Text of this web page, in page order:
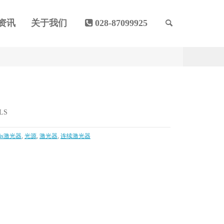
讯 关于我们 028-87099925
激光器, 光源, 激光器, 连续激光器